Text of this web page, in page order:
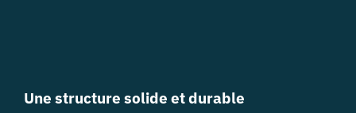
Une structure solide et durable